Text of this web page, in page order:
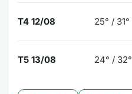
T4 12/08 25° / 31°
T5 13/08 24° / 32°